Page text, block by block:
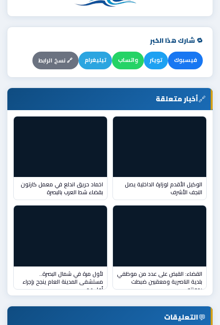
🔁 شارك هذا الخبر
فيسبوك تويتر واتساب تيليغرام 🔗 نسخ الرابط
🔗أخبار متعلقة
الوكيل الأقدم لوزارة الداخلية يصل
النجف الأشرف
اخماد حريق اندلع في معمل كارتون
بقضاء شط العرب بالبصرة
القضاء: القبض على عدد من موظفي
بلدية الناصرية ومعقبين ضبطت
بحوزته
لأول مرة في شمال البصرة..
مستشفى المدينة العام ينجح بإجراء
أول عم
💬التعليقات